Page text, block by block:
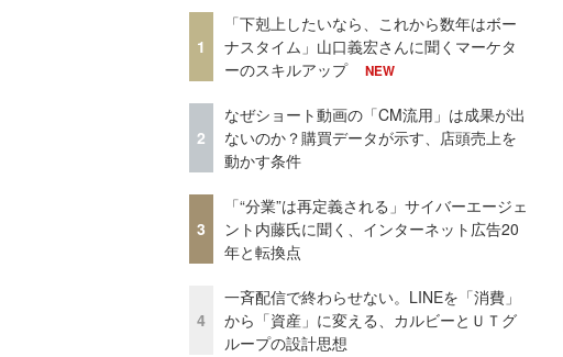
1
「下剋上したいなら、これから数年はボー
ナスタイム」山口義宏さんに聞くマーケタ
ーのスキルアップ
NEW
2
なぜショート動画の「CM流用」は成果が出
ないのか？購買データが示す、店頭売上を
動かす条件
3
「“分業”は再定義される」サイバーエージェ
ント内藤氏に聞く、インターネット広告20
年と転換点
4
一斉配信で終わらせない。LINEを「消費」
から「資産」に変える、カルビーとＵＴグ
ループの設計思想